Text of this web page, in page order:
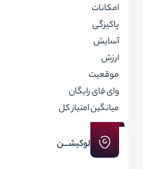
امکانات
پاکیزگی
آسایش
ارزش
موقعیت
وای فای رایگان
میانگین امتیاز کل
لوکیشـــن